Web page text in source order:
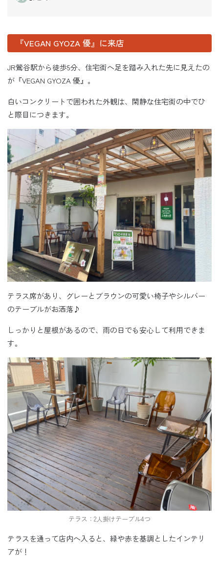
『VEGAN GYOZA 優』に来店
JR鶯谷駅から徒歩5分、住宅街へ足を踏み入れた先に見えたの
が『VEGAN GYOZA 優』。
白いコンクリートで囲われた外観は、閑静な住宅街の中でひ
と際目につきます。
テラス席があり、グレーとブラウンの可愛い椅子やシルバー
のテーブルがお洒落♪
しっかりと屋根があるので、雨の日でも安心して利用できま
す。
テラス：2人掛けテーブル4つ
テラスを通って店内へ入ると、緑や赤を基調としたインテリ
アが！